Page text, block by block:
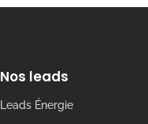
Nos leads
Leads Énergie